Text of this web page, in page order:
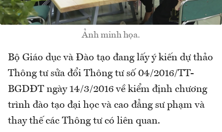
Ảnh minh họa.
Bộ Giáo dục và Đào tạo đang lấy ý kiến dự thảo
Thông tư sửa đổi Thông tư số 04/2016/TT-
BGDĐT ngày 14/3/2016 về kiểm định chương
trình đào tạo đại học và cao đẳng sư phạm và
thay thế các Thông tư có liên quan.